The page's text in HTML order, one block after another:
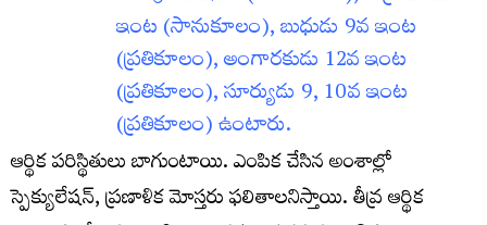
ఇంట (సానుకూలం), బుధుడు 9వ ఇంట
(ప్రతికూలం), అంగారకుడు 12వ ఇంట
(ప్రతికూలం), సూర్యుడు 9, 10వ ఇంట
(ప్రతికూలం) ఉంటారు.
ఆర్థిక పరిస్థితులు బాగుంటాయి. ఎంపిక చేసిన అంశాల్లో
స్పెక్యులేషన్‌, ప్రణాళిక మోస్తరు ఫలితాలనిస్తాయి. తీవ్ర ఆర్థిక